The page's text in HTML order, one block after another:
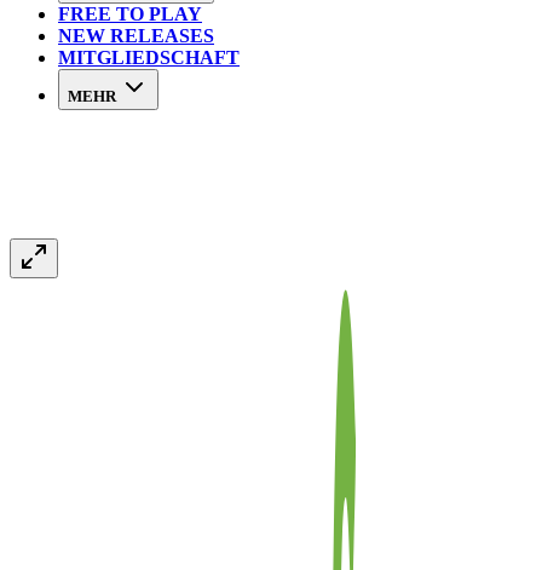
FREE TO PLAY
NEW RELEASES
MITGLIEDSCHAFT
MEHR